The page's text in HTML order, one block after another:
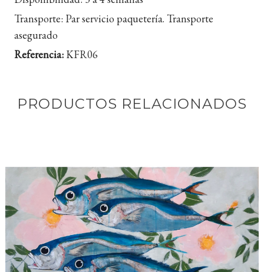
Transporte: Par servicio paquetería. Transporte
asegurado
Referencia: KFR06
PRODUCTOS RELACIONADOS